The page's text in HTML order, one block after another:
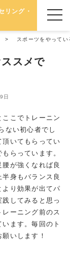
リング・
スポーツをやって
スメで
日
こでトレーニン
ない初心者でし
いてもらってい
らっています。
が強くなれば良
身もバランス良
より効果が出てパ
してみると思っ
ーニング前のス
ます。毎回のト
いします！